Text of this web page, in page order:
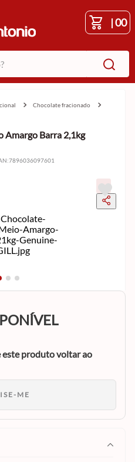
|00
chocolate fracionado
Amargo Barra 2,1kg
:7896036097601
este produto voltar ao
ME